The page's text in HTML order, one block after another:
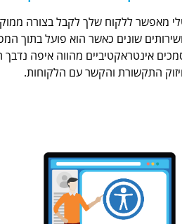
מאפשר ללקוח שלך לקבל בצורה
שונים כאשר הוא פועל בתוך
אינטראקטיביים מהווה איפה נדבך
התקשורת והקשר עם הלקוחות.